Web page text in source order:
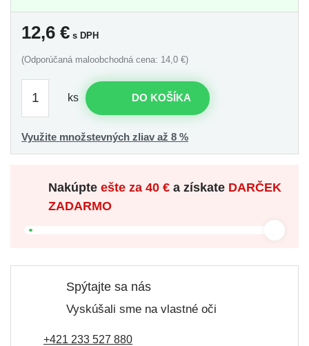
12,6 € s DPH
(Odporúčaná maloobchodná cena: 14,0 €)
ks DO KOŠÍKA
Využite množstevných zliav až 8 %
Nakúpte ešte za40 €a získate DARČEK
ZADARMO
Spýtajte sa nás
Vyskúšali sme na vlastné oči
+421 233 527 880